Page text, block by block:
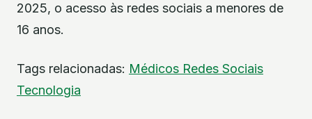
2025, o acesso às redes sociais a menores de
16 anos.
Tags relacionadas: Médicos Redes Sociais
Tecnologia